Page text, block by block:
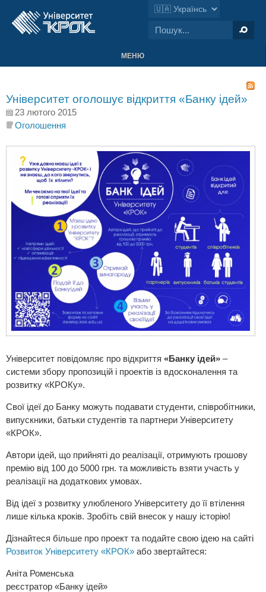
МЕНЮ
Університет оголошує відкриття «Банку ідей»
23 лютого 2015
Оголошення
Університет повідомляє про відкриття «Банку ідей» –
системи збору пропозицій і проектів із вдосконалення та
розвитку «КРОКу».
Свої ідеї до Банку можуть подавати студенти, співробітники,
випускники, батьки студентів та партнери Університету
«КРОК».
Автори ідей, що прийняті до реалізації, отримують грошову
премію від 100 до 5000 грн. та можливість взяти участь у
реалізації на додаткових умовах.
Від ідеї з розвитку улюбленого Університету до її втілення
лише кілька кроків. Зробіть свій внесок у нашу історію!
Дізнайтеся більше про проект та подайте свою ідею на сайті
Розвиток Університету «КРОК» або звертайтеся:
Аніта Роменська
реєстратор «Банку ідей»